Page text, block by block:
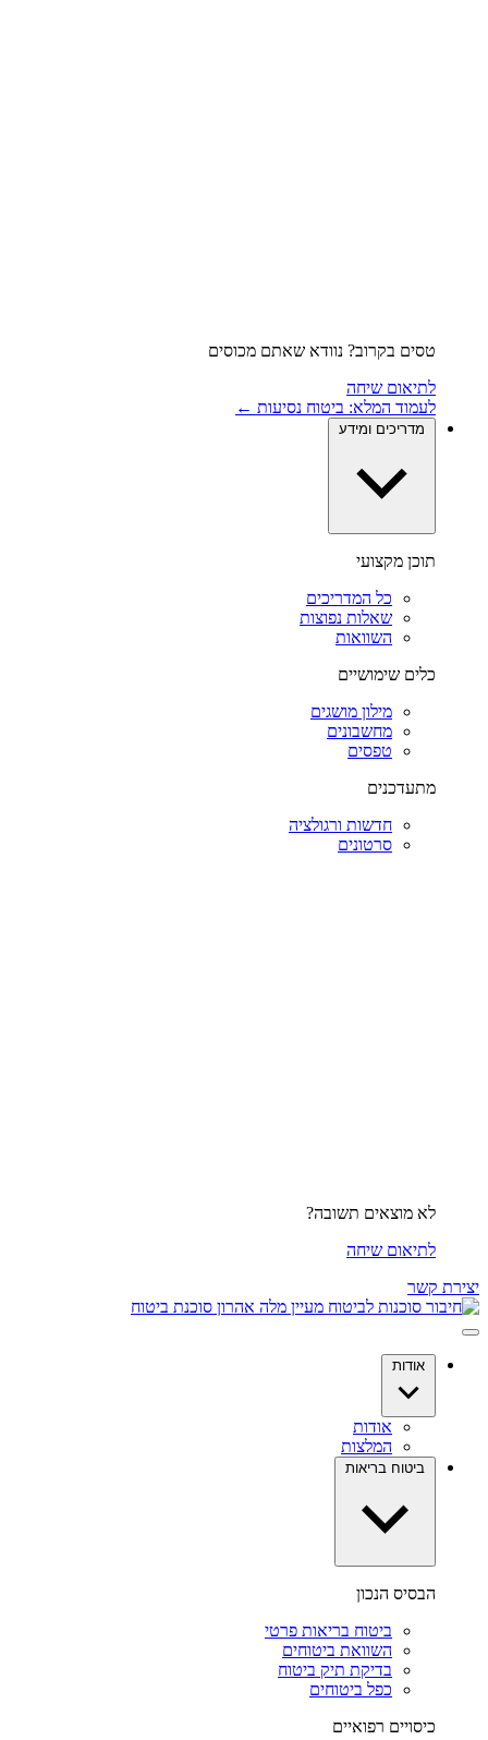
טסים בקרוב? נוודא שאתם מכוסים
לתיאום שיחה
לעמוד המלא: ביטוח נסיעות ←
מדריכים ומידע
תוכן מקצועי
כל המדריכים
שאלות נפוצות
השוואות
כלים שימושיים
מילון מושגים
מחשבונים
טפסים
מתעדכנים
חדשות ורגולציה
סרטונים
לא מוצאים תשובה?
לתיאום שיחה
יצירת קשר
אודות
אודות
המלצות
ביטוח בריאות
הבסיס הנכון
ביטוח בריאות פרטי
השוואת ביטוחים
בדיקת תיק ביטוח
כפל ביטוחים
כיסויים רפואיים